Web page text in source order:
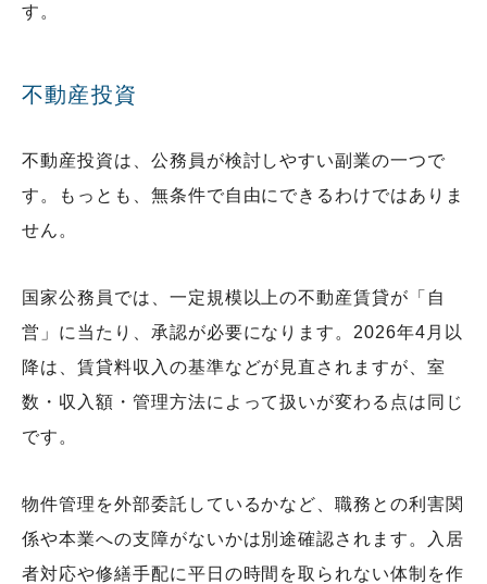
す。
不動産投資
不動産投資は、公務員が検討しやすい副業の一つで
す。もっとも、無条件で自由にできるわけではありま
せん。
国家公務員では、一定規模以上の不動産賃貸が「自
営」に当たり、承認が必要になります。2026年4月以
降は、賃貸料収入の基準などが見直されますが、室
数・収入額・管理方法によって扱いが変わる点は同じ
です。
物件管理を外部委託しているかなど、職務との利害関
係や本業への支障がないかは別途確認されます。入居
者対応や修繕手配に平日の時間を取られない体制を作